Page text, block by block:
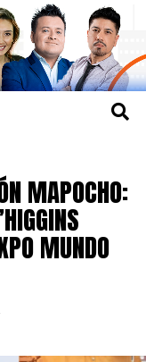
MAPOCHO:
MUNDO